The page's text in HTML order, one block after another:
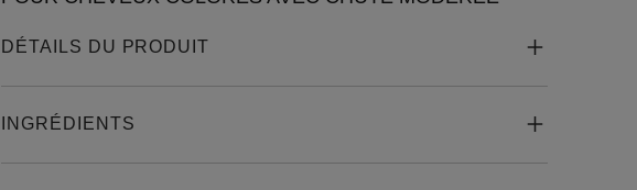
DÉTAILS DU PRODUIT
INGRÉDIENTS